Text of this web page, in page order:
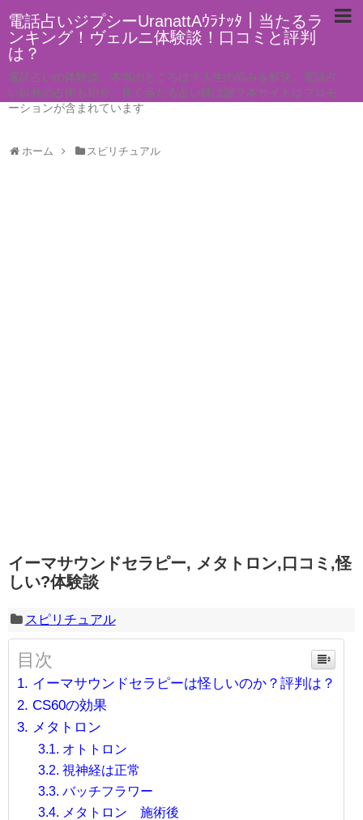
電話占いジプシーUranattAｳﾗﾅｯﾀ｜当たるラ
ンキング！ヴェルニ体験談！口コミと評判
は？
電話占いの体験談。本当のところは？人生の悩みを解決。電話占
い以外の占術も紹介。良く当たる占い師は誰？本サイトはプロモ
ーションが含まれています
ホーム スピリチュアル
イーマサウンドセラピー, メタトロン,口コミ,怪
しい?体験談
スピリチュアル
目次
イーマサウンドセラピーは怪しいのか？評判は？
CS60の効果
メタトロン
オトトロン
視神経は正常
バッチフラワー
メタトロン 施術後